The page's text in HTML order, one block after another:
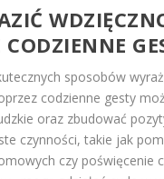
CODZIENNE
sposobów
codzienne gesty
oraz zbudować
czynności, takie jak
czy poświęcenie